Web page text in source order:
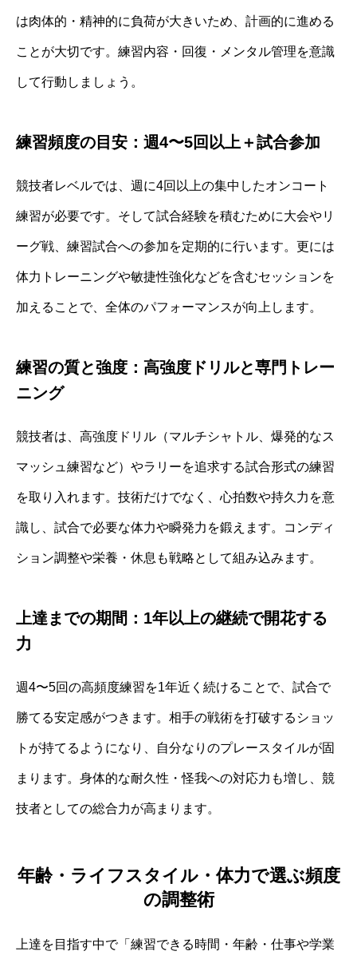
は肉体的・精神的に負荷が大きいため、計画的に進める
ことが大切です。練習内容・回復・メンタル管理を意識
して行動しましょう。
練習頻度の目安：週4〜5回以上＋試合参加
競技者レベルでは、週に4回以上の集中したオンコート
練習が必要です。そして試合経験を積むために大会やリ
ーグ戦、練習試合への参加を定期的に行います。更には
体力トレーニングや敏捷性強化などを含むセッションを
加えることで、全体のパフォーマンスが向上します。
練習の質と強度：高強度ドリルと専門トレー
ニング
競技者は、高強度ドリル（マルチシャトル、爆発的なス
マッシュ練習など）やラリーを追求する試合形式の練習
を取り入れます。技術だけでなく、心拍数や持久力を意
識し、試合で必要な体力や瞬発力を鍛えます。コンディ
ション調整や栄養・休息も戦略として組み込みます。
上達までの期間：1年以上の継続で開花する
力
週4〜5回の高頻度練習を1年近く続けることで、試合で
勝てる安定感がつきます。相手の戦術を打破するショッ
トが持てるようになり、自分なりのプレースタイルが固
まります。身体的な耐久性・怪我への対応力も増し、競
技者としての総合力が高まります。
年齢・ライフスタイル・体力で選ぶ頻度
の調整術
上達を目指す中で「練習できる時間・年齢・仕事や学業